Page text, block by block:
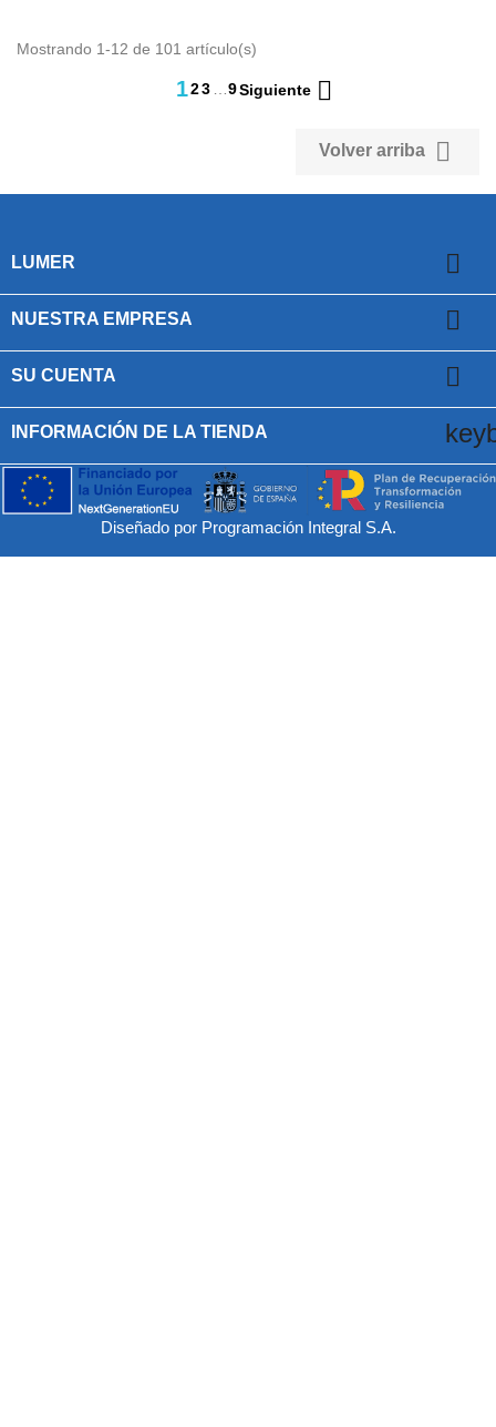
Mostrando 1-12 de 101 artículo(s)
123 9Siguiente 
Volver arriba 
LUMER 
NUESTRA EMPRESA 
SU CUENTA 
INFORMACIÓN DE LA TIENDA
Diseñado por Programación Integral S.A.